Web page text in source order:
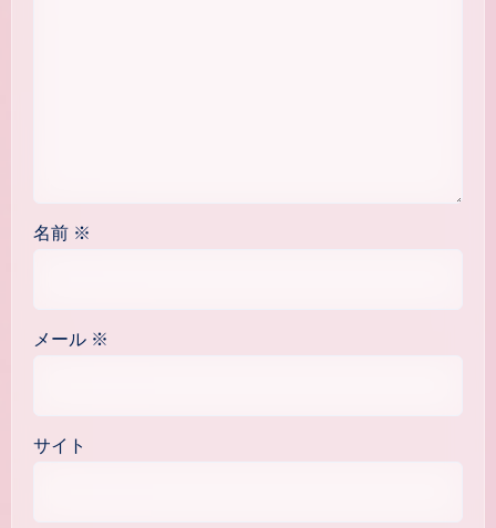
名前 ※
メール ※
サイト